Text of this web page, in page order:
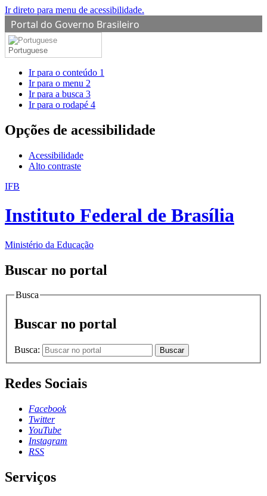
Ir direto para menu de acessibilidade.
Portal do Governo Brasileiro
Portuguese
Ir para o conteúdo 1
Ir para o menu 2
Ir para a busca 3
Ir para o rodapé 4
Opções de acessibilidade
Acessibilidade
Alto contraste
IFB
Instituto Federal de Brasília
Ministério da Educação
Buscar no portal
Busca
Buscar no portal
Busca: Buscar
Redes Sociais
Facebook
Twitter
YouTube
Instagram
RSS
Serviços